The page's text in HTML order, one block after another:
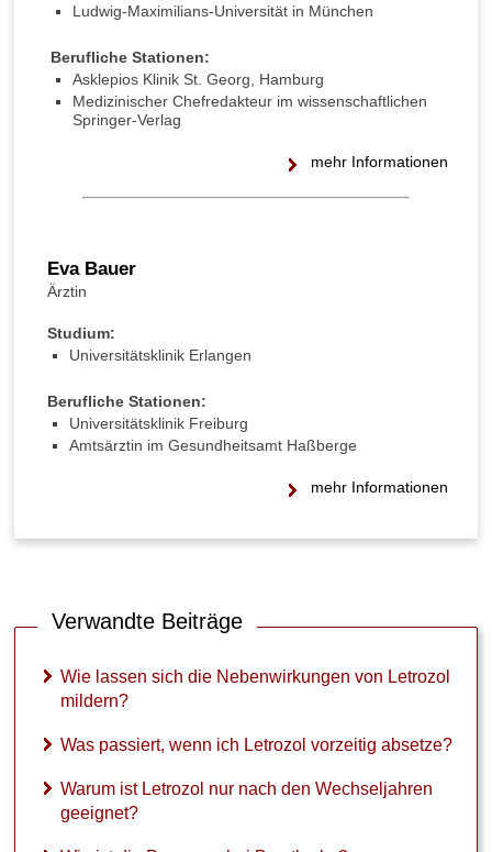
Ludwig-Maximilians-Universität in München
Berufliche Stationen:
Asklepios Klinik St. Georg, Hamburg
Medizinischer Chefredakteur im wissenschaftlichen
Springer-Verlag
mehr Informationen
Eva Bauer
Ärztin
Studium:
Universitätsklinik Erlangen
Berufliche Stationen:
Universitätsklinik Freiburg
Amtsärztin im Gesundheitsamt Haßberge
mehr Informationen
Verwandte Beiträge
Wie lassen sich die Nebenwirkungen von Letrozol
mildern?
Was passiert, wenn ich Letrozol vorzeitig absetze?
Warum ist Letrozol nur nach den Wechseljahren
geeignet?